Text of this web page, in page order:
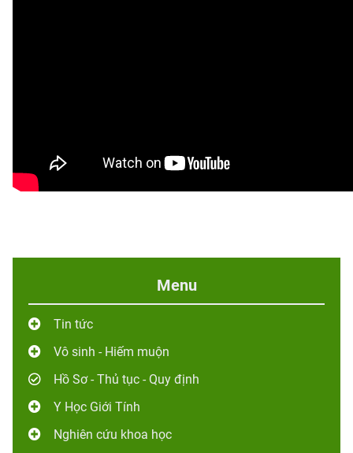
Menu
Tin tức
Vô sinh - Hiếm muộn
Hồ Sơ - Thủ tục - Quy định
Y Học Giới Tính
Nghiên cứu khoa học